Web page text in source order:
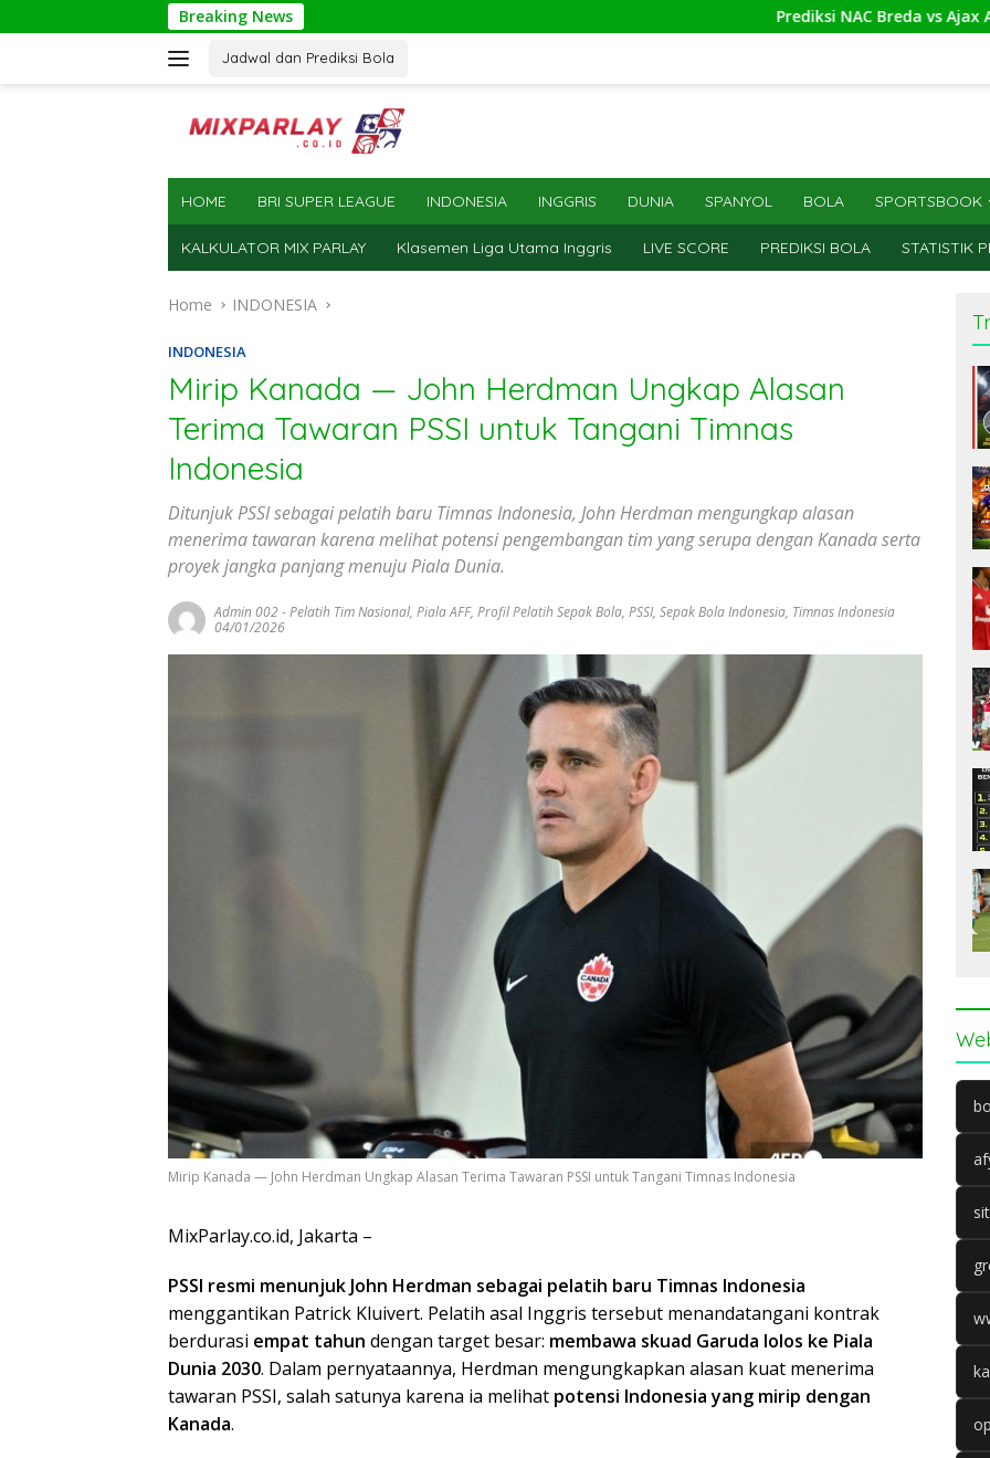
to
Breaking News Prediksi NAC Breda vs Ajax Amsterdam
Jadwal dan Prediksi Bola
HOME BRI SUPER LEAGUE INDONESIA INGGRIS DUNIA SPANYOL BOLA SPORTSBOOK
KALKULATOR MIX PARLAY Klasemen Liga Utama Inggris LIVE SCORE PREDIKSI BOLA STATISTIK
Home INDONESIA
INDONESIA
Mirip Kanada — John Herdman Ungkap Alasan
Terima Tawaran PSSI untuk Tangani Timnas
Indonesia
Ditunjuk PSSI sebagai pelatih baru Timnas Indonesia, John Herdman mengungkap alasan
menerima tawaran karena melihat potensi pengembangan tim yang serupa dengan Kanada serta
proyek jangka panjang menuju Piala Dunia.
Admin 002-Pelatih Tim Nasional, Piala AFF, Profil Pelatih Sepak Bola, PSSI, Sepak Bola Indonesia, Timnas Indonesia
04/01/2026
Mirip Kanada — John Herdman Ungkap Alasan Terima Tawaran PSSI untuk Tangani Timnas Indonesia
MixParlay.co.id, Jakarta –
PSSI resmi menunjuk John Herdman sebagai pelatih baru Timnas Indonesia
menggantikan Patrick Kluivert. Pelatih asal Inggris tersebut menandatangani kontrak
berdurasi empat tahun dengan target besar: membawa skuad Garuda lolos ke Piala
Dunia 2030. Dalam pernyataannya, Herdman mengungkapkan alasan kuat menerima
tawaran PSSI, salah satunya karena ia melihat potensi Indonesia yang mirip dengan
Kanada.